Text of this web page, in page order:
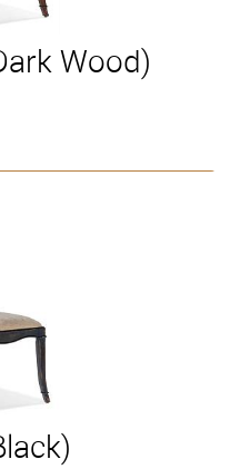
Wood)